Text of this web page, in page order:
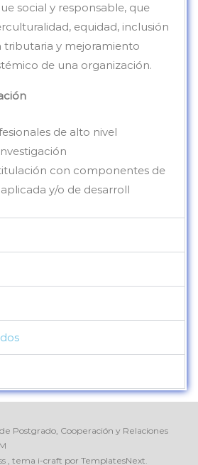
social y responsable, que
equidad, inclusión
tributaria y mejoramiento
de una organización.
de alto nivel
con componentes de
y/o de desarroll
Postgrado, Cooperación y Relaciones
, tema i-craft por TemplatesNext.